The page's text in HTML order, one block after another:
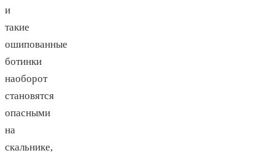
и
такие
ошипованные
ботинки
наоборот
становятся
опасными
на
скальнике,